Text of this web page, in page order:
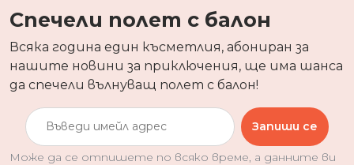
Спечели полет с балон
Всяка година един късметлия, абониран за
нашите новини за приключения, ще има шанса
да спечели вълнуващ полет с балон!
Запиши се
Може да се отпишете по всяко време, а данните ви